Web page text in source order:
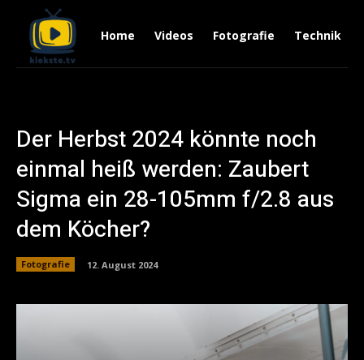
Home Videos Fotografie Technik
Der Herbst 2024 könnte noch
einmal heiß werden: Zaubert
Sigma ein 28-105mm f/2.8 aus
dem Köcher?
Fotografie 12. August 2024